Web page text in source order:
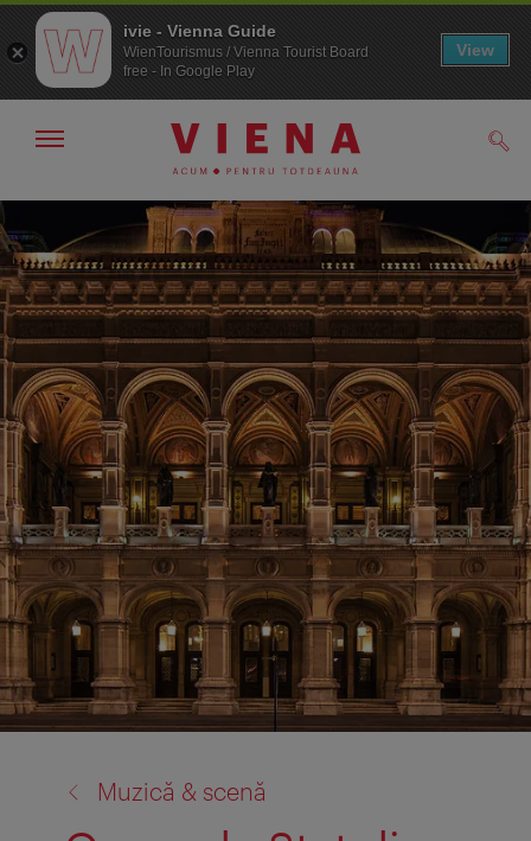
Către
navigare
Către
texte
Arată/ascunde
Muzică & scenă
ivie - Vienna Guide
WienTourismus / Vienna Tourist Board
free - In Google Play
View